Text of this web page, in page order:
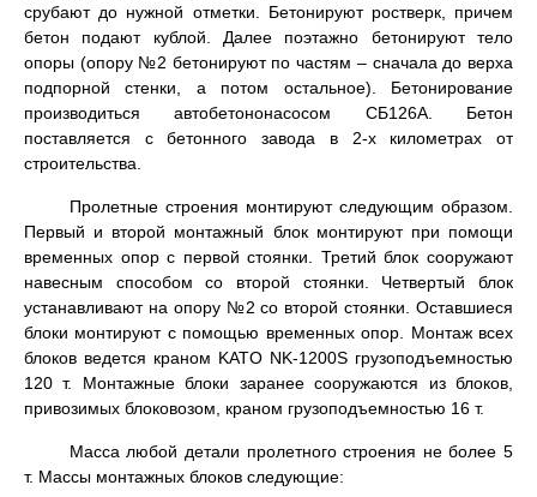
срубают до нужной отметки. Бетонируют ростверк, причем
бетон подают кублой. Далее поэтажно бетонируют тело
опоры (опору №2 бетонируют по частям – сначала до верха
подпорной стенки, а потом остальное). Бетонирование
производиться автобетононасосом СБ126А. Бетон
поставляется с бетонного завода в 2-х километрах от
строительства.
Пролетные строения монтируют следующим образом.
Первый и второй монтажный блок монтируют при помощи
временных опор с первой стоянки. Третий блок сооружают
навесным способом со второй стоянки. Четвертый блок
устанавливают на опору №2 со второй стоянки. Оставшиеся
блоки монтируют с помощью временных опор. Монтаж всех
блоков ведется краном KATO NK‑1200S грузоподъемностью
120 т. Монтажные блоки заранее сооружаются из блоков,
привозимых блоковозом, краном грузоподъемностью 16 т.
Масса любой детали пролетного строения не более 5
т. Массы монтажных блоков следующие: